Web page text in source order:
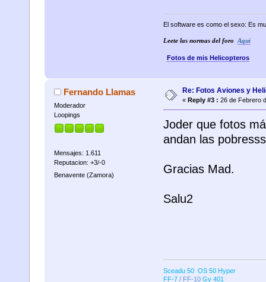
El software es como el sexo: Es
Leete las normas del foroAqui
Fotos de mis Helicopteros
Fernando Llamas
Moderador
Loopings
Mensajes: 1.611
Reputacion: +3/-0
Benavente (Zamora)
Re: Fotos Aviones y
« Reply #3 : 26 de Febrero
Joder que fotos
andan las pobresss
Gracias Mad.
Salu2
Sceadu 50 OS 50 Hyper
FF-7 / FF-10 Gy 401